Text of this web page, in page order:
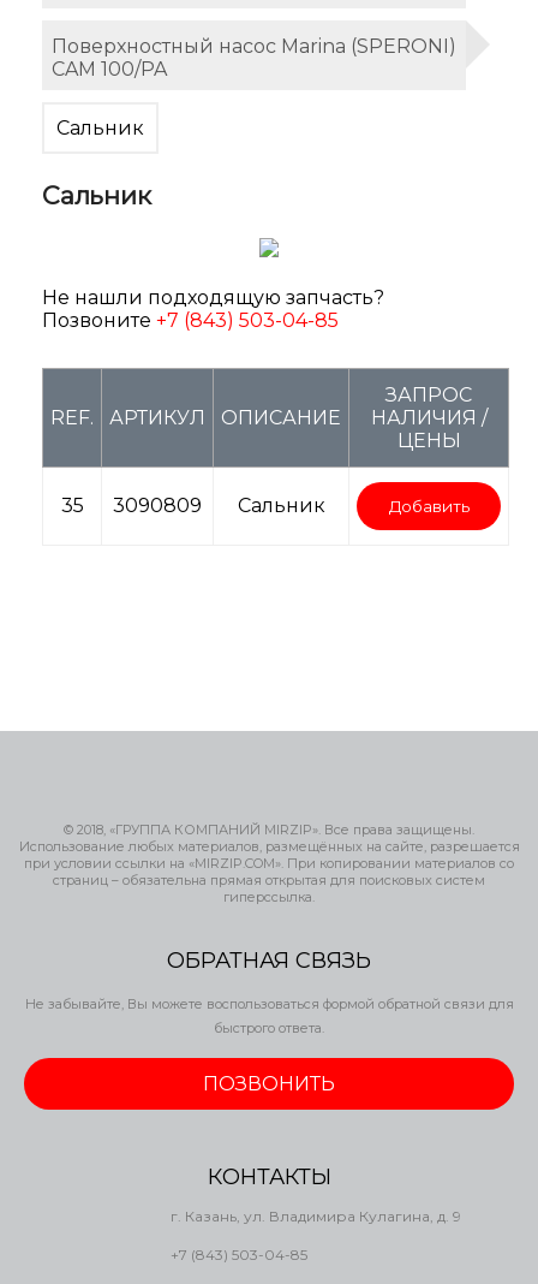
Поверхностный насос Marina (SPERONI)
CAM 100/PA
Сальник
Сальник
Не нашли подходящую запчасть?
Позвоните +7 (843) 503-04-85
REF. АРТИКУЛ ОПИСАНИЕ
ЗАПРОС
НАЛИЧИЯ /
ЦЕНЫ
35 3090809 Сальник Добавить
© 2018, «ГРУППА КОМПАНИЙ MIRZIP». Все права защищены.
Использование любых материалов, размещённых на сайте, разрешается
при условии ссылки на «MIRZIP.COM». При копировании материалов со
страниц – обязательна прямая открытая для поисковых систем
гиперссылка.
ОБРАТНАЯ СВЯЗЬ
Не забывайте, Вы можете воспользоваться формой обратной связи для
быстрого ответа.
ПОЗВОНИТЬ
КОНТАКТЫ
г. Казань, ул. Владимира Кулагина, д. 9
+7 (843) 503-04-85